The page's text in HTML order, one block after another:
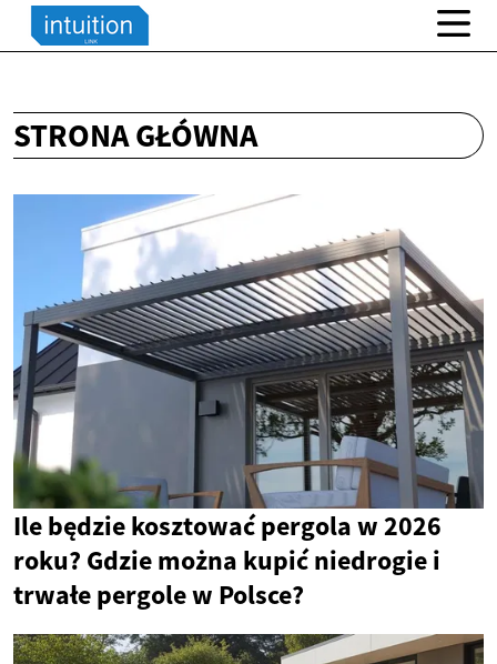
STRONA GŁÓWNA
Ile będzie kosztować pergola w 2026
roku? Gdzie można kupić niedrogie i
trwałe pergole w Polsce?